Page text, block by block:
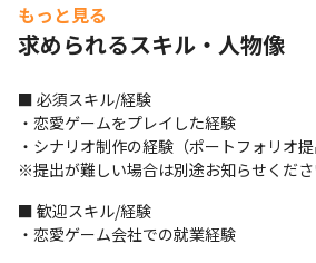
もっと見る
求められるスキル・人物像
■ 必須スキル/経験
・恋愛ゲームをプレイした経験
・シナリオ制作の経験（ポートフォリオ提
※提出が難しい場合は別途お知らせくだ
■ 歓迎スキル/経験
・恋愛ゲーム会社での就業経験